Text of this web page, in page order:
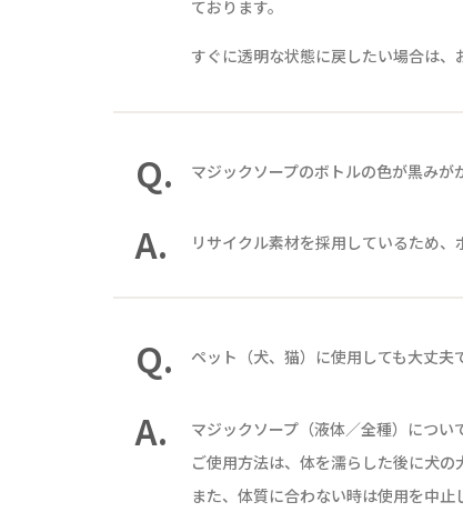
ております。
すぐに透明な状態に戻したい場合は、
Q. マジックソープのボトルの色が黒みが
A. リサイクル素材を採用しているため
Q. ペット（犬、猫）に使用しても大丈夫
A.
マジックソープ（液体／全種）につい
ご使用方法は、体を濡らした後に犬
また、体質に合わない時は使用を中止